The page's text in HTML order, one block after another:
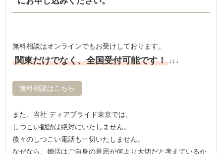
無料相談はオンラインでもお受けしております。
関東だけでなく、全国受付可能です！ ↓↓↓
無料相談はこちら
また、当社 ディアブライド東京では、
しつこい勧誘は絶対にいたしません。
後々のしつこい電話も一切いたしません。
なぜなら、婚活はご自身の意思が何より大切だと考えているか